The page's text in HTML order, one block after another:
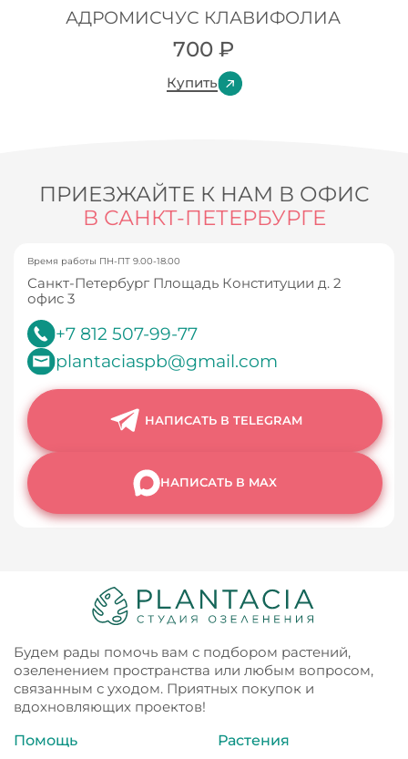
АДРОМИСЧУС КЛАВИФОЛИА
700 ₽
Купить
ПРИЕЗЖАЙТЕ К НАМ В ОФИС
В САНКТ-ПЕТЕРБУРГЕ
Время работы ПН-ПТ 9.00-18.00
Санкт-Петербург Площадь Конституции д. 2
офис 3
+7 812 507-99-77
plantaciaspb@gmail.com
НАПИСАТЬ В TELEGRAM
НАПИСАТЬ В MAX
Будем рады помочь вам с подбором растений,
озеленением пространства или любым вопросом,
связанным с уходом. Приятных покупок и
вдохновляющих проектов!
Помощь
Растения